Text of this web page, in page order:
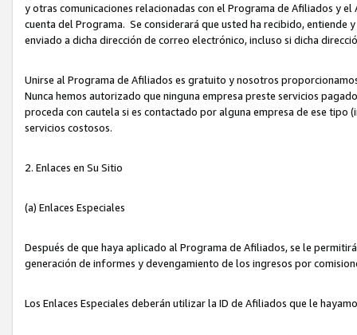
y otras comunicaciones relacionadas con el Programa de Afiliados y
cuenta del Programa. Se considerará que usted ha recibido, entiende
enviado a dicha dirección de correo electrónico, incluso si dicha
Unirse al Programa de Afiliados es gratuito y nosotros
Nunca hemos autorizado que ninguna empresa preste servicios
proceda con cautela si es contactado por alguna empresa de ese
servicios costosos.
2. Enlaces en Su Sitio
(a) Enlaces Especiales
Después de que haya aplicado al Programa de Afiliados, se le
generación de informes y devengamiento de los ingresos por
Los Enlaces Especiales deberán utilizar la ID de Afiliados que le